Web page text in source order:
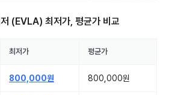
저 (EVLA) 최저가, 평균가 비교
최저가 평균가
800,000원 800,000원